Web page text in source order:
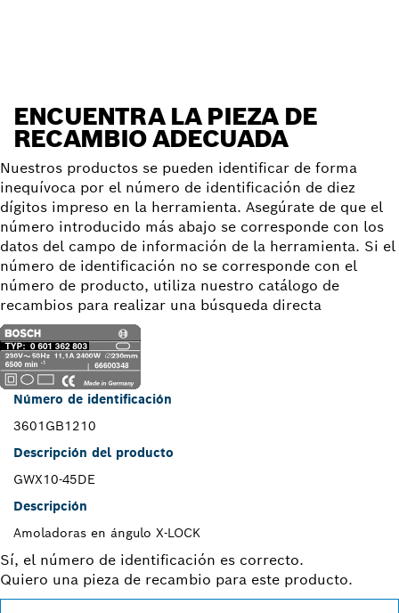
ENCUENTRA LA PIEZA DE
RECAMBIO ADECUADA
Nuestros productos se pueden identificar de forma
inequívoca por el número de identificación de diez
dígitos impreso en la herramienta. Asegúrate de que el
número introducido más abajo se corresponde con los
datos del campo de información de la herramienta. Si el
número de identificación no se corresponde con el
número de producto, utiliza nuestro catálogo de
recambios para realizar una búsqueda directa
Número de identificación
3601GB1210
Descripción del producto
GWX10-45DE
Descripción
Amoladoras en ángulo X-LOCK
Sí, el número de identificación es correcto.
Quiero una pieza de recambio para este producto.